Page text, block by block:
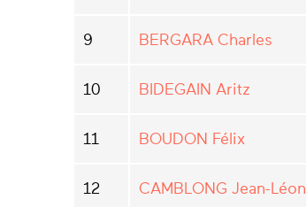
9 BERGARA Charles
10 BIDEGAIN Aritz
11 BOUDON Félix
12 CAMBLONG Jean-Léon